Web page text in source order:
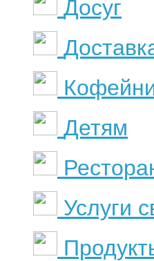
Досуг
Детям
Услуги